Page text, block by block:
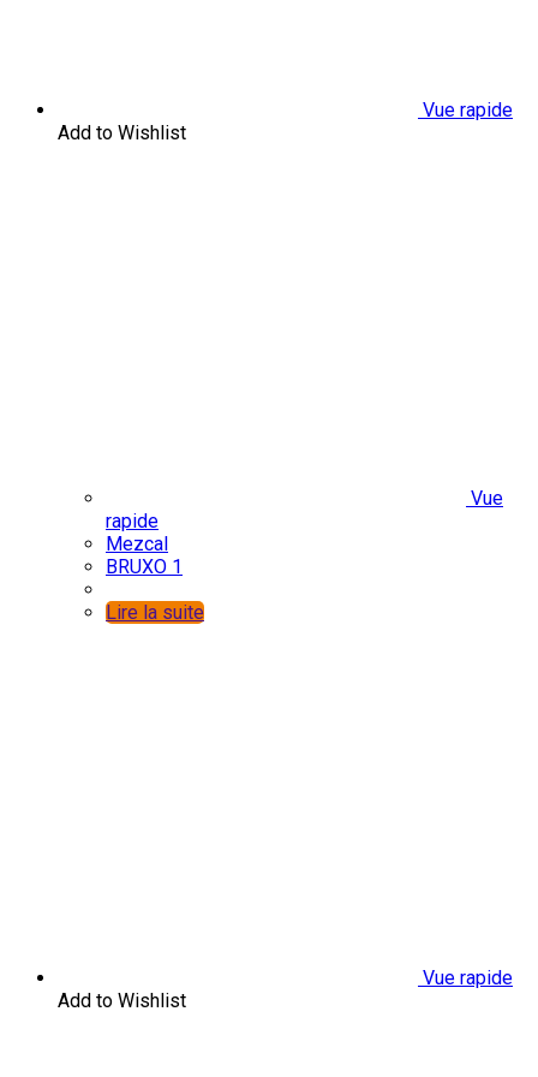
Vue rapide
Add to Wishlist
Vue
rapide
Mezcal
BRUXO 1
Lire la suite
Vue rapide
Add to Wishlist